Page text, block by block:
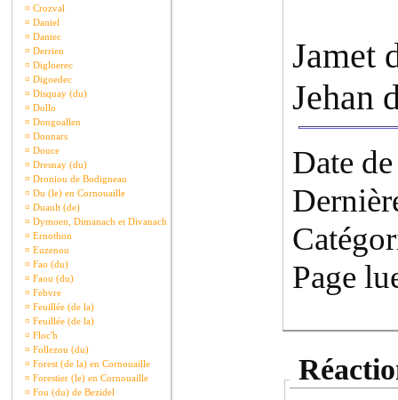
¤ Crozval
¤ Daniel
¤ Dantec
¤ Derrien
¤ Digloerec
¤ Digoedec
¤ Disquay (du)
¤ Dollo
¤ Dongoallen
¤ Donnars
¤ Douce
¤ Dresnay (du)
¤ Droniou de Bodigneau
¤ Du (le) en Cornouaille
¤ Duault (de)
¤ Dymoen, Dimanach et Divanach
¤ Ernothon
¤ Euzenou
¤ Fao (du)
¤ Faou (du)
¤ Febvre
¤ Feuillée (de la)
¤ Feuillée (de la)
¤ Floc'h
¤ Follezou (du)
¤ Forest (de la) en Cornouaille
¤ Forestier (le) en Cornouaille
¤ Fou (du) de Bezidel
Jamet
Jehan
Date
Page